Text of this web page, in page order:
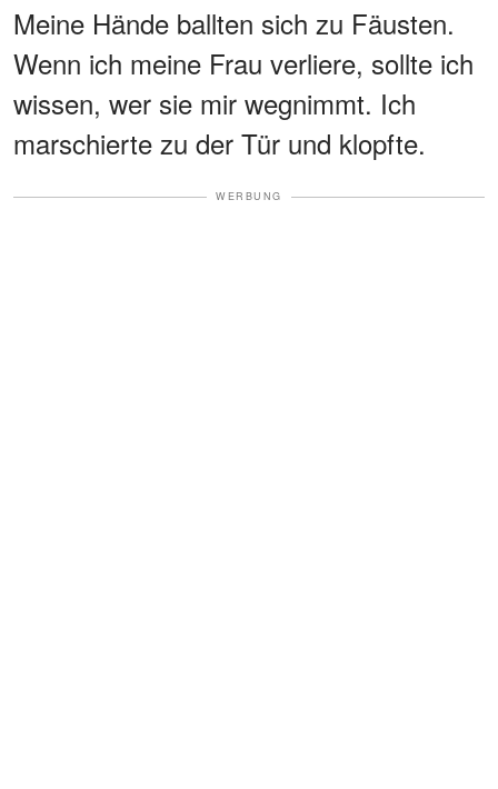
Meine Hände ballten sich zu Fäusten.
Wenn ich meine Frau verliere, sollte ich
wissen, wer sie mir wegnimmt. Ich
marschierte zu der Tür und klopfte.
WERBUNG